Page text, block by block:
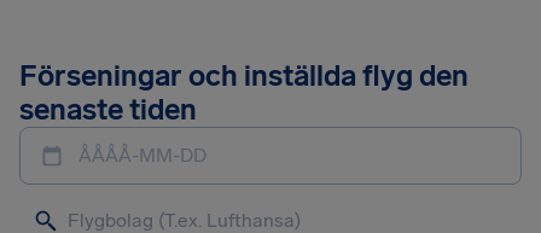
Förseningar och inställda flyg den
senaste tiden
ÅÅÅÅ-MM-DD